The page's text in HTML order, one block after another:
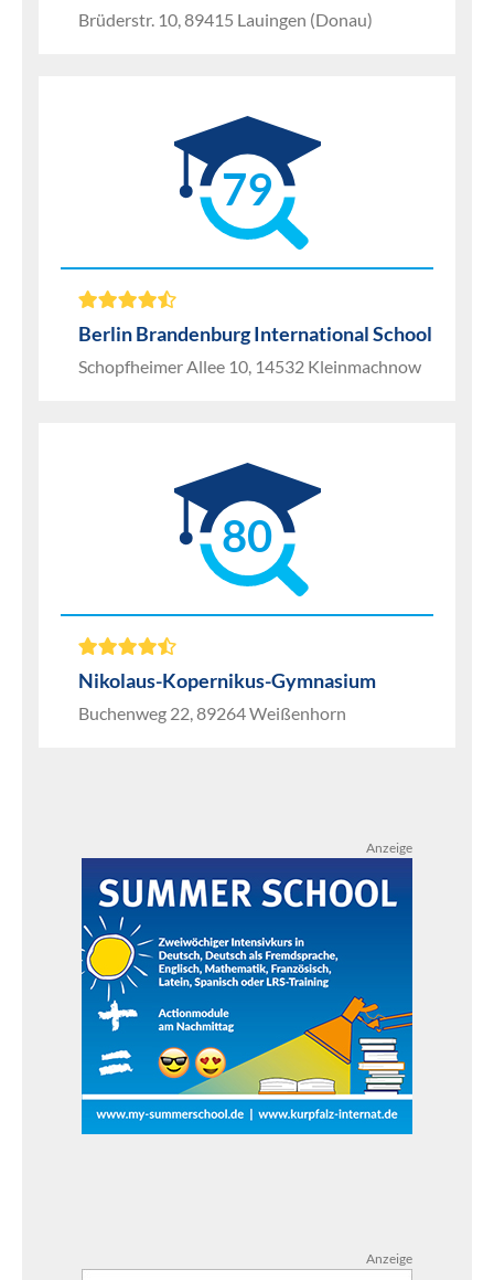
Brüderstr. 10, 89415 Lauingen (Donau)
79
Berlin Brandenburg International School
Schopfheimer Allee 10, 14532 Kleinmachnow
80
Nikolaus-Kopernikus-Gymnasium
Buchenweg 22, 89264 Weißenhorn
Anzeige
Anzeige